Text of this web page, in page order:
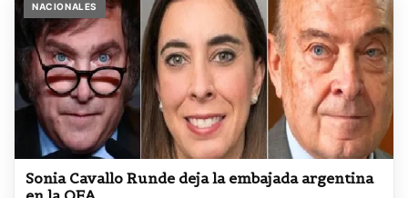
NACIONALES
Sonia Cavallo Runde deja la embajada argentina